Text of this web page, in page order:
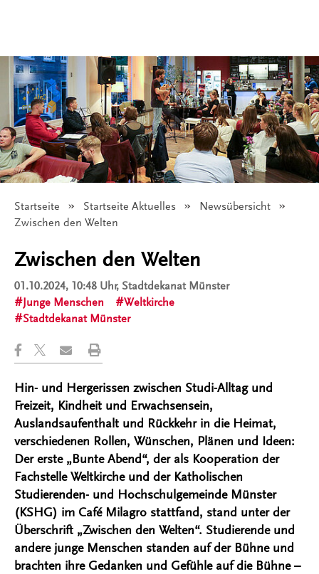
Startseite Startseite Aktuelles
Newsübersicht
Angezeigt:
Zwischen den Welten
Zwischen den Welten
01.10.2024, 10:48 Uhr, Stadtdekanat Münster
Junge Menschen
Weltkirche
Stadtdekanat Münster
Hin- und Hergerissen zwischen Studi-Alltag und
Freizeit, Kindheit und Erwachsensein,
Auslandsaufenthalt und Rückkehr in die Heimat,
verschiedenen Rollen, Wünschen, Plänen und Ideen:
Der erste „Bunte Abend“, der als Kooperation der
Fachstelle Weltkirche und der Katholischen
Studierenden- und Hochschulgemeinde Münster
(KSHG) im Café Milagro stattfand, stand unter der
Überschrift „Zwischen den Welten“. Studierende und
andere junge Menschen standen auf der Bühne und
brachten ihre Gedanken und Gefühle auf die Bühne –